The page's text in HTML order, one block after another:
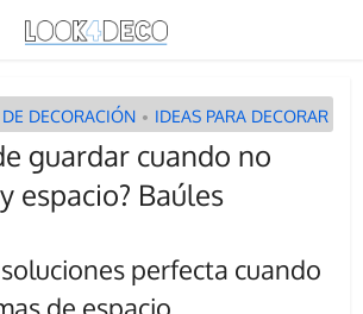
DECORACIÓN • IDEAS PARA DECORAR
guardar cuando no
espacio? Baúles
perfecta cuando
de espacio